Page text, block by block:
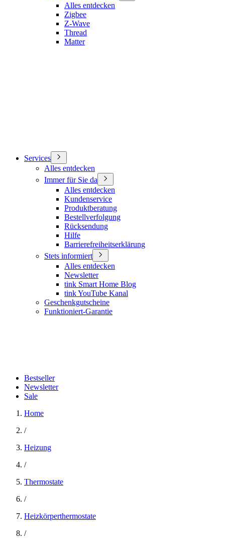
Alles entdecken
Zigbee
Z-Wave
Thread
Matter
Services
Alles entdecken
Immer für Sie da
Alles entdecken
Kundenservice
Produktberatung
Bestellverfolgung
Rücksendung
Hilfe
Barrierefreiheitserklärung
Stets informiert
Alles entdecken
Newsletter
tink Smart Home Blog
tink YouTube Kanal
Geschenkgutscheine
Funktioniert-Garantie
Bestseller
Newsletter
Sale
Home
/
Heizung
/
Thermostate
/
Heizkörperthermostate
/